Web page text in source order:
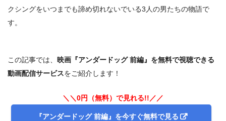
クシングをいつまでも諦め切れないでいる3人の男たちの物語で
す。
この記事では、 映画『アンダードッグ 前編』を無料で視聴できる
動画配信サービスをご紹介します！
＼＼0円（無料）で見れる!!／／
『アンダードッグ 前編』を今すぐ無料で見る